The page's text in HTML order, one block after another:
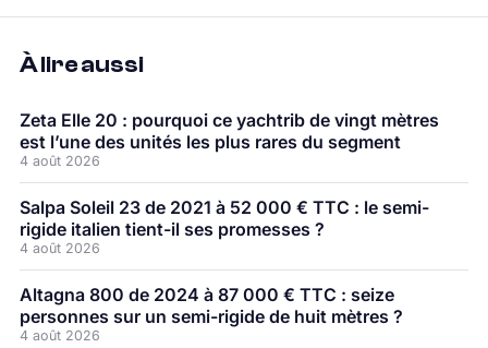
À lire aussi
Zeta Elle 20 : pourquoi ce yachtrib de vingt mètres
est l’une des unités les plus rares du segment
4 août 2026
Salpa Soleil 23 de 2021 à 52 000 € TTC : le semi-
rigide italien tient-il ses promesses ?
4 août 2026
Altagna 800 de 2024 à 87 000 € TTC : seize
personnes sur un semi-rigide de huit mètres ?
4 août 2026